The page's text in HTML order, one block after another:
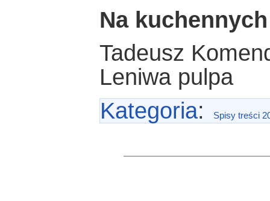
Na
Tadeusz
Leniwa pulpa
Kategoria: Spisy treści